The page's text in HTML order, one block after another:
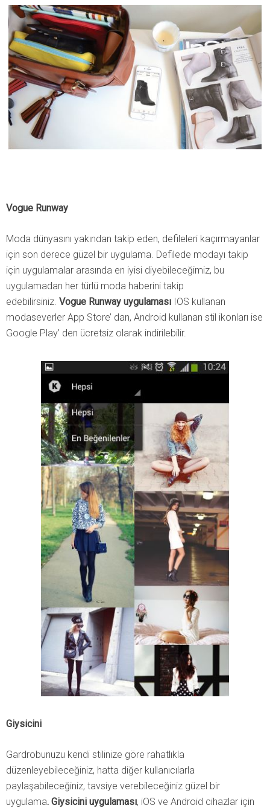
Vogue Runway
Moda dünyasını yakından takip eden, defileleri kaçırmayanlar
için son derece güzel bir uygulama. Defilede modayı takip
için uygulamalar arasında en iyisi diyebileceğimiz, bu
uygulamadan her türlü moda haberini takip
edebilirsiniz. Vogue Runway uygulaması IOS kullanan
modaseverler App Store’ dan, Android kullanan stil ikonları ise
Google Play’ den ücretsiz olarak indirilebilir.
Giysicini
Gardrobunuzu kendi stilinize göre rahatlıkla
düzenleyebileceğiniz, hatta diğer kullanıcılarla
paylaşabileceğiniz, tavsiye verebileceğiniz güzel bir
uygulama. Giysicini uygulaması, iOS ve Android cihazlar için